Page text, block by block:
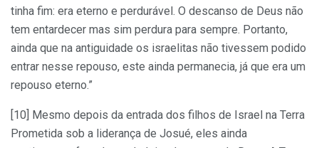
tinha fim: era eterno e perdurável. O descanso de Deus não
tem entardecer mas sim perdura para sempre. Portanto,
ainda que na antiguidade os israelitas não tivessem podido
entrar nesse repouso, este ainda permanecia, já que era um
repouso eterno.”
[10] Mesmo depois da entrada dos filhos de Israel na Terra
Prometida sob a liderança de Josué, eles ainda